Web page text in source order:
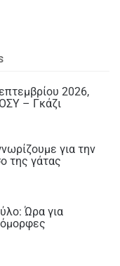
2026,
– Γκάζι
για την
της γάτας
Ώρα για
όμορφες